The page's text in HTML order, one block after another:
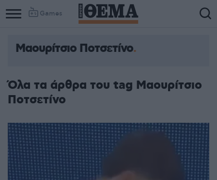
Games
Μαουρίτσιο Ποτσετίνο
Όλα τα άρθρα του tag Μαουρίτσιο
Ποτσετίνο